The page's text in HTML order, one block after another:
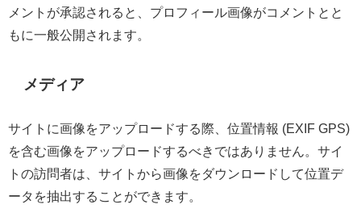
メントが承認されると、プロフィール画像がコメントとと
もに一般公開されます。
メディア
サイトに画像をアップロードする際、位置情報 (EXIF GPS)
を含む画像をアップロードするべきではありません。サイ
トの訪問者は、サイトから画像をダウンロードして位置デ
ータを抽出することができます。